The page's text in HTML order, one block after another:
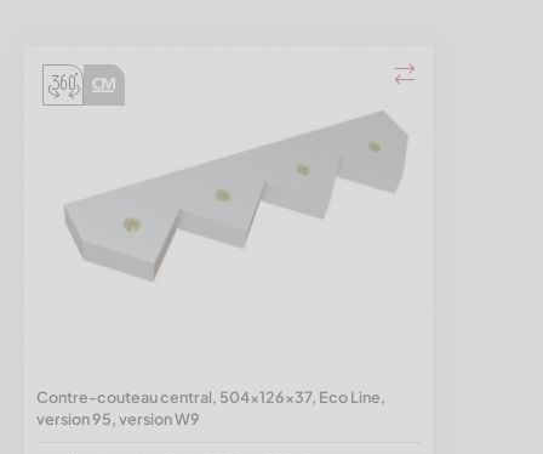
Contre-couteau central, 504x126x37, Eco Line,
version 95, version W9